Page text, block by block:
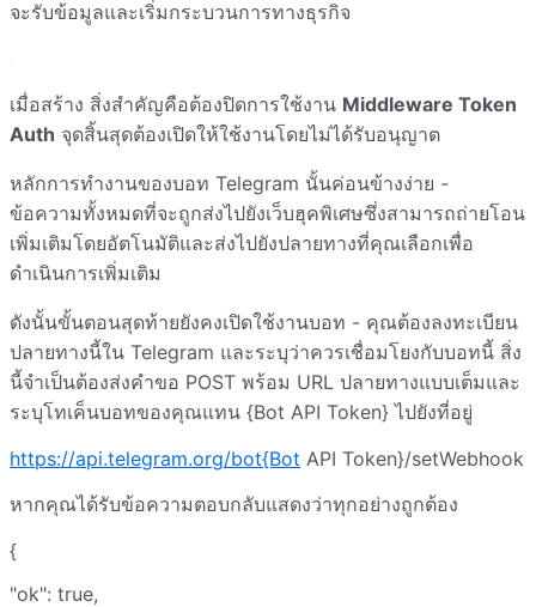
จะรับข้อมูลและเริ่มกระบวนการทางธุรกิจ
เมื่อสร้าง สิ่งสำคัญคือต้องปิดการใช้งาน Middleware Token
Auth จุดสิ้นสุดต้องเปิดให้ใช้งานโดยไม่ได้รับอนุญาต
หลักการทำงานของบอท Telegram นั้นค่อนข้างง่าย -
ข้อความทั้งหมดที่จะถูกส่งไปยังเว็บฮุคพิเศษซึ่งสามารถถ่ายโอน
เพิ่มเติมโดยอัตโนมัติและส่งไปยังปลายทางที่คุณเลือกเพื่อ
ดำเนินการเพิ่มเติม
ดังนั้นขั้นตอนสุดท้ายยังคงเปิดใช้งานบอท - คุณต้องลงทะเบียน
ปลายทางนี้ใน Telegram และระบุว่าควรเชื่อมโยงกับบอทนี้ สิ่ง
นี้จำเป็นต้องส่งคำขอ POST พร้อม URL ปลายทางแบบเต็มและ
ระบุโทเค็นบอทของคุณแทน {Bot API Token} ไปยังที่อยู่
https://api.telegram.org/bot{Bot API Token}/setWebhook
หากคุณได้รับข้อความตอบกลับแสดงว่าทุกอย่างถูกต้อง
{
"ok": true,